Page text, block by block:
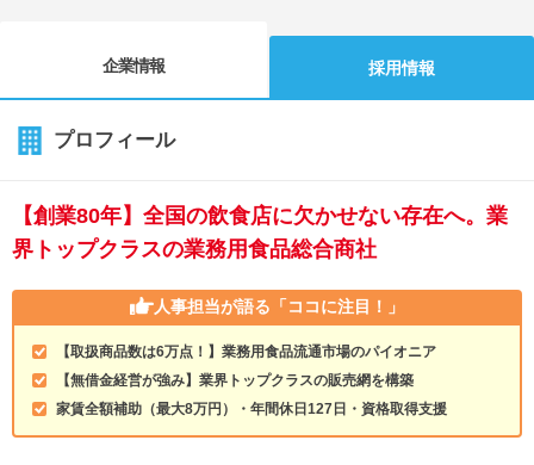
企業情報 採用情報
プロフィール
【創業80年】全国の飲食店に欠かせない存在へ。業
界トップクラスの業務用食品総合商社
人事担当が語る 「ココに注目！」
【取扱商品数は6万点！】業務用食品流通市場のパイオニア
【無借金経営が強み】業界トップクラスの販売網を構築
家賃全額補助（最大8万円）・年間休日127日・資格取得支援